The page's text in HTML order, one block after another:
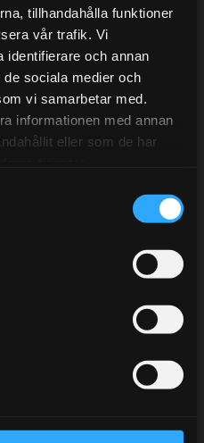
tillhandahålla funktioner
vår trafik. Vi
identifierare och annan
sociala medier och
vi samarbetar med.
informationen med annan
eller som de har